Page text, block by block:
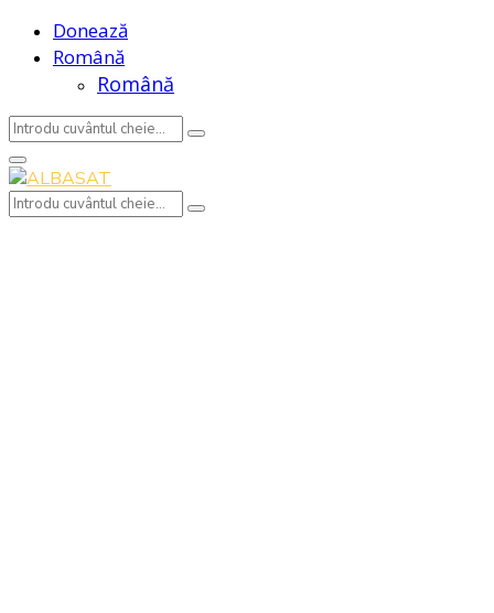
Donează
Română
Română
Search
for:
Search
Primary
Menu
Search
Search